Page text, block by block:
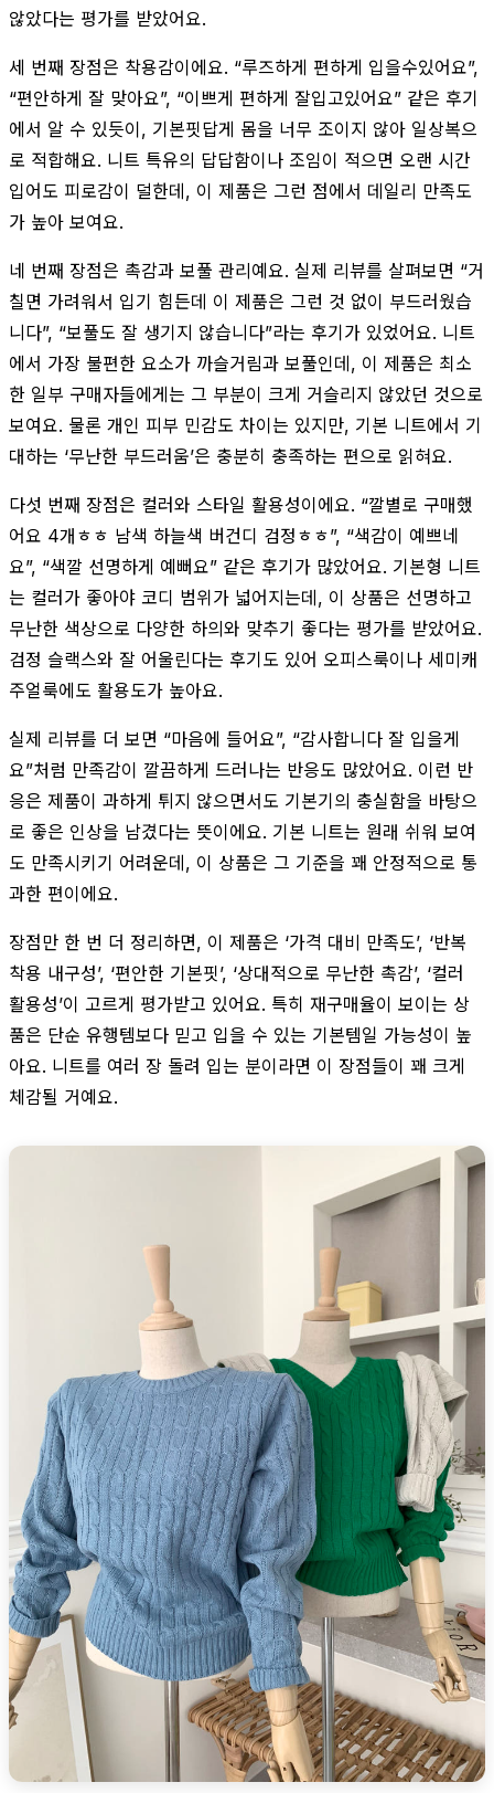
않았다는 평가를 받았어요.
세 번째 장점은 착용감이에요. “루즈하게 편하게 입을수있어요”,
“편안하게 잘 맞아요”, “이쁘게 편하게 잘입고있어요” 같은 후기
에서 알 수 있듯이, 기본핏답게 몸을 너무 조이지 않아 일상복으
로 적합해요. 니트 특유의 답답함이나 조임이 적으면 오랜 시간
입어도 피로감이 덜한데, 이 제품은 그런 점에서 데일리 만족도
가 높아 보여요.
네 번째 장점은 촉감과 보풀 관리예요. 실제 리뷰를 살펴보면 “거
칠면 가려워서 입기 힘든데 이 제품은 그런 것 없이 부드러웠습
니다”, “보풀도 잘 생기지 않습니다”라는 후기가 있었어요. 니트
에서 가장 불편한 요소가 까슬거림과 보풀인데, 이 제품은 최소
한 일부 구매자들에게는 그 부분이 크게 거슬리지 않았던 것으로
보여요. 물론 개인 피부 민감도 차이는 있지만, 기본 니트에서 기
대하는 ‘무난한 부드러움’은 충분히 충족하는 편으로 읽혀요.
다섯 번째 장점은 컬러와 스타일 활용성이에요. “깔별로 구매했
어요 4개ㅎㅎ 남색 하늘색 버건디 검정ㅎㅎ”, “색감이 예쁘네
요”, “색깔 선명하게 예뻐요” 같은 후기가 많았어요. 기본형 니트
는 컬러가 좋아야 코디 범위가 넓어지는데, 이 상품은 선명하고
무난한 색상으로 다양한 하의와 맞추기 좋다는 평가를 받았어요.
검정 슬랙스와 잘 어울린다는 후기도 있어 오피스룩이나 세미캐
주얼룩에도 활용도가 높아요.
실제 리뷰를 더 보면 “마음에 들어요”, “감사합니다 잘 입을게
요”처럼 만족감이 깔끔하게 드러나는 반응도 많았어요. 이런 반
응은 제품이 과하게 튀지 않으면서도 기본기의 충실함을 바탕으
로 좋은 인상을 남겼다는 뜻이에요. 기본 니트는 원래 쉬워 보여
도 만족시키기 어려운데, 이 상품은 그 기준을 꽤 안정적으로 통
과한 편이에요.
장점만 한 번 더 정리하면, 이 제품은 ‘가격 대비 만족도’, ‘반복
착용 내구성’, ‘편안한 기본핏’, ‘상대적으로 무난한 촉감’, ‘컬러
활용성’이 고르게 평가받고 있어요. 특히 재구매율이 보이는 상
품은 단순 유행템보다 믿고 입을 수 있는 기본템일 가능성이 높
아요. 니트를 여러 장 돌려 입는 분이라면 이 장점들이 꽤 크게
체감될 거예요.